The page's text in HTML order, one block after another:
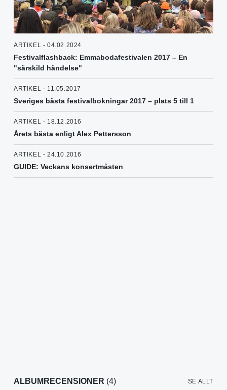
ARTIKEL - 04.02.2024
Festivalflashback: Emmabodafestivalen 2017 – En
"särskild händelse"
ARTIKEL - 11.05.2017
Sveriges bästa festivalbokningar 2017 – plats 5 till 1
ARTIKEL - 18.12.2016
Årets bästa enligt Alex Pettersson
ARTIKEL - 24.10.2016
GUIDE: Veckans konsertmåsten
ALBUMRECENSIONER (4) SE ALLT